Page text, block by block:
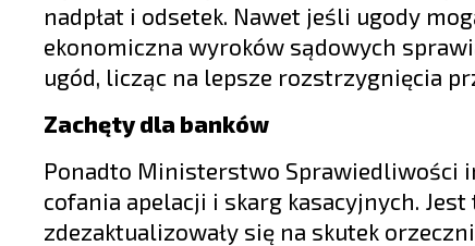
nadpłat i odsetek. Nawet jeśli ugody
ekonomiczna wyroków sądowych
ugód, licząc na lepsze rozstrzygnięcia
Zachęty dla banków
Ponadto Ministerstwo Sprawiedliwości
cofania apelacji i skarg kasacyjnych.
zdezaktualizowały się na skutek